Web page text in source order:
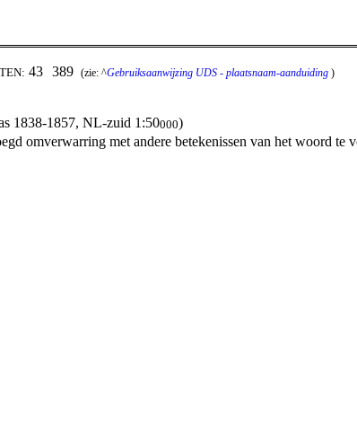
43 389 (zie: ^Gebruiksaanwijzing UDS - plaatsnaam-aanduiding )
1838-1857, NL-zuid 1:50000)
omverwarring met andere betekenissen van het woord te